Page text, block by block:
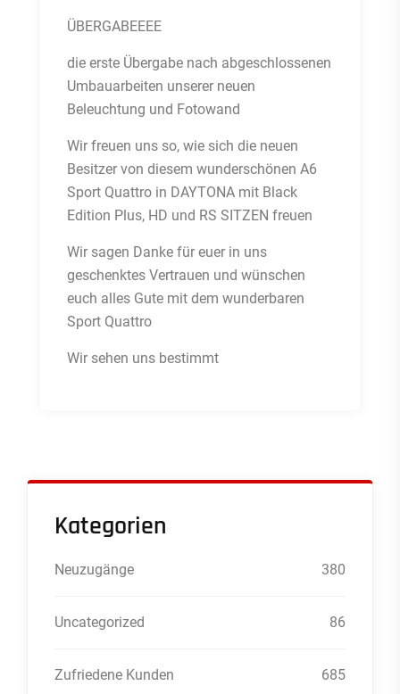
ÜBERGABEEEE
die erste Übergabe nach abgeschlossenen
Umbauarbeiten unserer neuen
Beleuchtung und Fotowand
Wir freuen uns so, wie sich die neuen
Besitzer von diesem wunderschönen A6
Sport Quattro in DAYTONA mit Black
Edition Plus, HD und RS SITZEN freuen
Wir sagen Danke für euer in uns
geschenktes Vertrauen und wünschen
euch alles Gute mit dem wunderbaren
Sport Quattro
Wir sehen uns bestimmt
Kategorien
Neuzugänge 380
Uncategorized 86
Zufriedene Kunden 685